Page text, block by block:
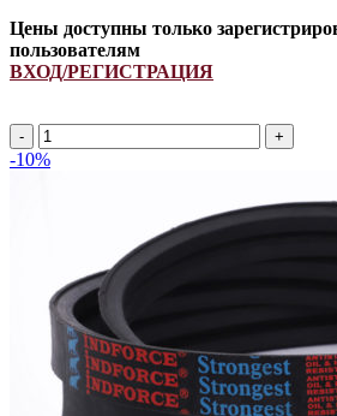
Цены доступны только
пользователям
ВХОД/РЕГИСТРАЦИЯ
2HB
2160Lp/
quantity
-10%